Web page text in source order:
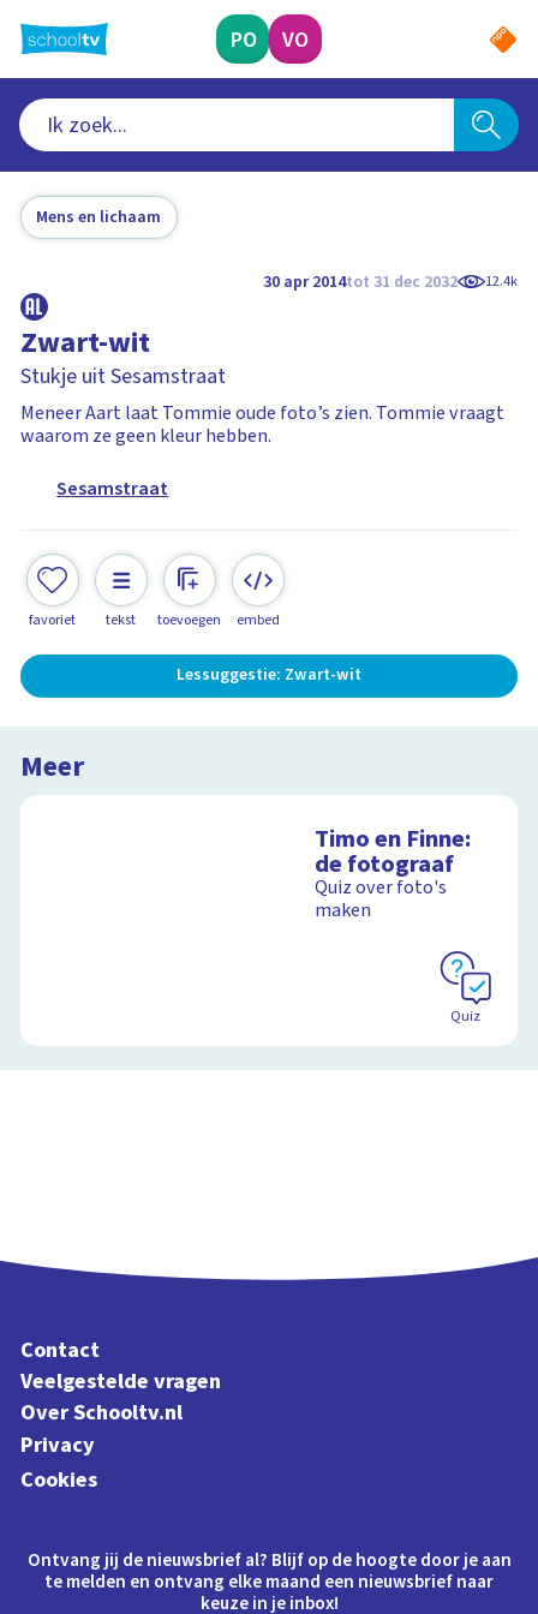
naar
hoofdinhoud
PO VO
Mens en lichaam
30 apr 2014tot 31 dec 2032 12.4k
Zwart-wit
Stukje uit Sesamstraat
Meneer Aart laat Tommie oude foto’s zien. Tommie vraagt
waarom ze geen kleur hebben.
Sesamstraat
favoriet tekst toevoegen embed
Lessuggestie: Zwart-wit
Meer
Timo en Finne:
de fotograaf
Quiz over foto's
maken
Quiz
Contact
Veelgestelde vragen
Over Schooltv.nl
Privacy
Cookies
Ontvang jij de nieuwsbrief al? Blijf op de hoogte door je aan
te melden en ontvang elke maand een nieuwsbrief naar
keuze in je inbox!